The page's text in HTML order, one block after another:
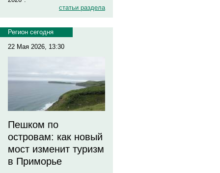
статьи раздела
Регион сегодня
22 Мая 2026, 13:30
Пешком по
островам: как новый
мост изменит туризм
в Приморье